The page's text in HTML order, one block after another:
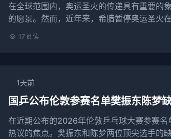
在全球范围内，奥运圣火的传递具有重要的
的愿景。然而，近年来，希腊暂停奥运圣火
双重思考。这一决定不仅涉及到奥运会的传
17 阅读
1天前
国乒公布伦敦参赛名单樊振东陈梦
在近期公布的2026年伦敦乒乓球大赛参赛
热议的焦点。樊振东和陈梦两位顶尖选手的